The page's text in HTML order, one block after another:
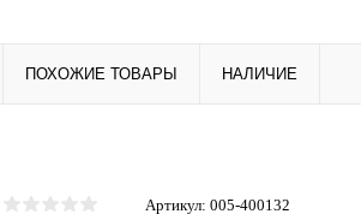
ПОХОЖИЕ ТОВАРЫ НАЛИЧИЕ
Артикул: 005-400132